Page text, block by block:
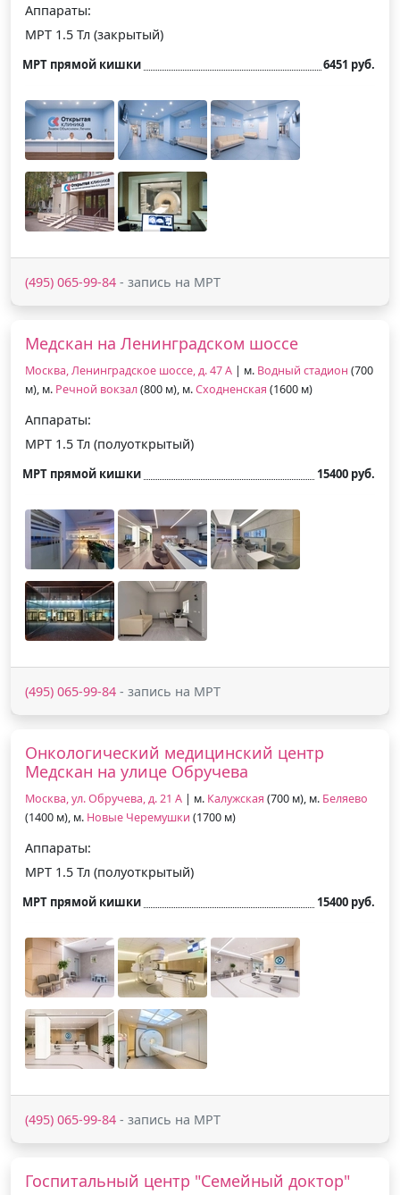
Аппараты:
МРТ 1.5 Тл (закрытый)
МРТ прямой кишки 6451 руб.
(495) 065-99-84 - запись на МРТ
Медскан на Ленинградском шоссе
Москва, Ленинградское шоссе, д. 47 А | м. Водный стадион (700
м), м. Речной вокзал(800 м), м.Сходненская (1600 м)
Аппараты:
МРТ 1.5 Тл (полуоткрытый)
МРТ прямой кишки 15400 руб.
(495) 065-99-84 - запись на МРТ
Онкологический медицинский центр
Медскан на улице Обручева
Москва, ул. Обручева, д. 21 А | м. Калужская (700 м), м. Беляево
(1400 м), м. Новые Черемушки (1700 м)
Аппараты:
МРТ 1.5 Тл (полуоткрытый)
МРТ прямой кишки 15400 руб.
(495) 065-99-84 - запись на МРТ
Госпитальный центр "Семейный доктор"